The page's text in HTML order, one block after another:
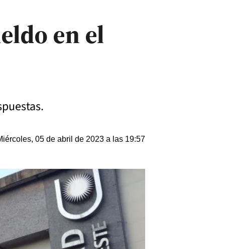
en el
05 de abril de 2023 a las 19:57